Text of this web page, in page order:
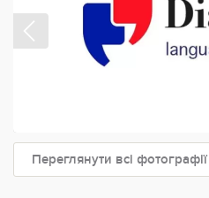
Переглянути всі фотографії